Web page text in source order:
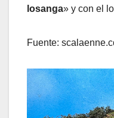
losanga» y con el
Fuente: